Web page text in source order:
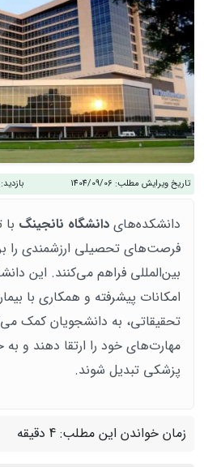
تاریخ ویرایش مطلب: 1404/09/06 بازدید:
دانشکده‌های دانشگاه نانجینگ
فرصت‌های تحصیلی ارزشمندی را
بین‌المللی فراهم می‌کنند. این
امکانات پیشرفته و همکاری با
تحقیقاتی، به دانشجویان کمک
مهارت‌های خود را ارتقا دهند و
پزشکی تبدیل شوند.
زمان خواندن این مطلب: 4 دقیقه